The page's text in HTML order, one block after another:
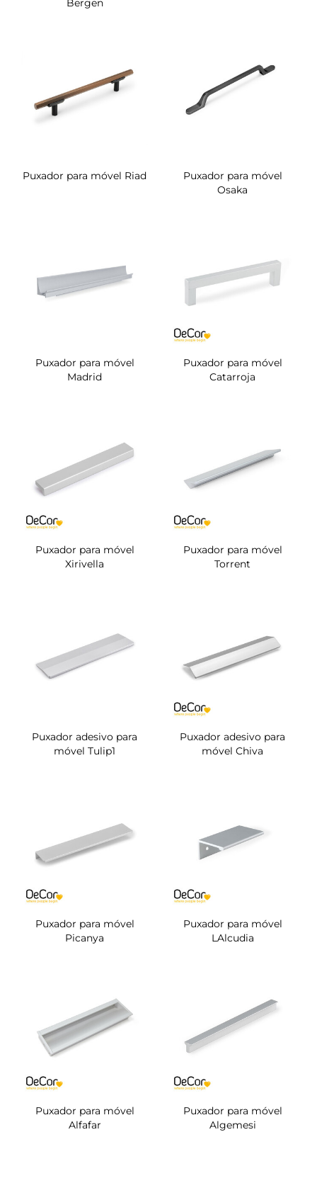
Bergen
Puxador para móvel Riad
Puxador para móvel
Osaka
Puxador para móvel
Madrid
Puxador para móvel
Catarroja
Puxador para móvel
Xirivella
Puxador para móvel
Torrent
Puxador adesivo para
móvel Tulip1
Puxador adesivo para
móvel Chiva
Puxador para móvel
Picanya
Puxador para móvel
LAlcudia
Puxador para móvel
Alfafar
Puxador para móvel
Algemesi